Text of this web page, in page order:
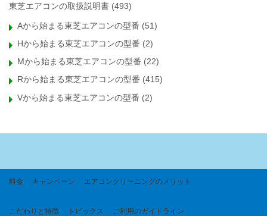
東芝エアコンの取扱説明書 (493)
Aから始まる東芝エアコンの型番 (51)
Hから始まる東芝エアコンの型番 (2)
Mから始まる東芝エアコンの型番 (22)
Rから始まる東芝エアコンの型番 (415)
Vから始まる東芝エアコンの型番 (2)
料金 キャンペーン エアコンクリーニングのメリット
こだわりと特徴 トピックス ご利用のガイドライン